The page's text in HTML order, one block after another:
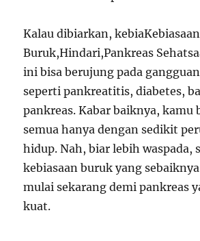
Kalau dibiarkan, kebiaKebiasaan
Buruk,Hindari,Pankreas
ini bisa berujung pada
seperti pankreatitis, diabetes,
pankreas. Kabar baiknya, kamu
semua hanya dengan sedikit
hidup. Nah, biar lebih waspada,
kebiasaan buruk yang
mulai sekarang demi pankreas
kuat.